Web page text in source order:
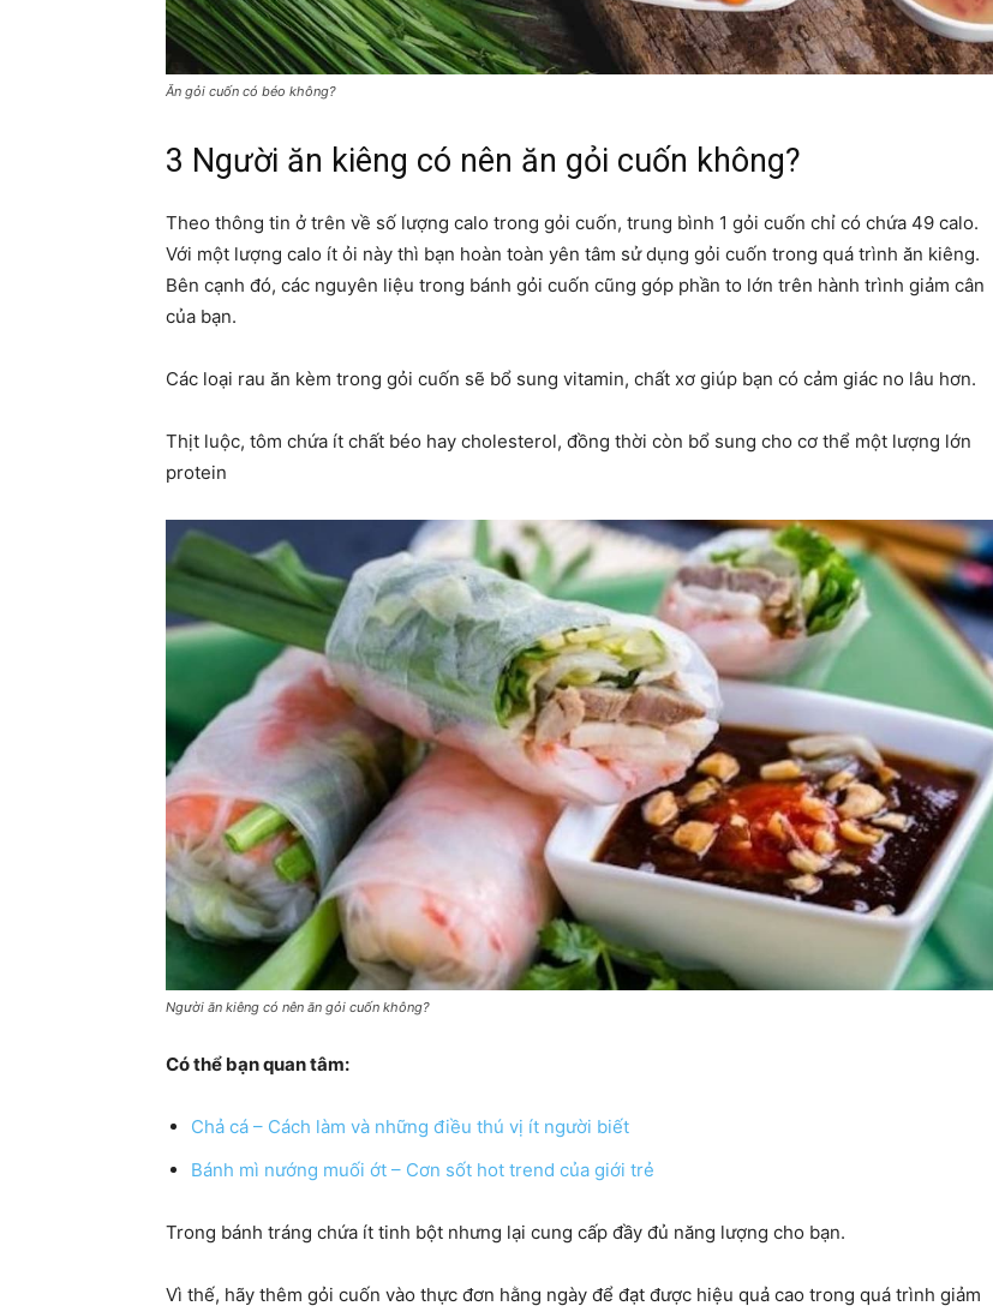
Ăn gỏi cuốn có béo không?
3 Người ăn kiêng có nên ăn gỏi cuốn không?
Theo thông tin ở trên về số lượng calo trong gỏi cuốn, trung bình 1 gỏi cuốn chỉ có chứa 49 calo.
Với một lượng calo ít ỏi này thì bạn hoàn toàn yên tâm sử dụng gỏi cuốn trong quá trình ăn kiêng.
Bên cạnh đó, các nguyên liệu trong bánh gỏi cuốn cũng góp phần to lớn trên hành trình giảm cân
của bạn.
Các loại rau ăn kèm trong gỏi cuốn sẽ bổ sung vitamin, chất xơ giúp bạn có cảm giác no lâu hơn.
Thịt luộc, tôm chứa ít chất béo hay cholesterol, đồng thời còn bổ sung cho cơ thể một lượng lớn
protein
Người ăn kiêng có nên ăn gỏi cuốn không?
Có thể bạn quan tâm:
Chả cá – Cách làm và những điều thú vị ít người biết
Bánh mì nướng muối ớt – Cơn sốt hot trend của giới trẻ
Trong bánh tráng chứa ít tinh bột nhưng lại cung cấp đầy đủ năng lượng cho bạn.
Vì thế, hãy thêm gỏi cuốn vào thực đơn hằng ngày để đạt được hiệu quả cao trong quá trình giảm